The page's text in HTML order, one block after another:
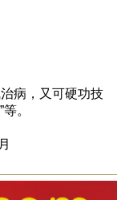
病，又可硬功技
。